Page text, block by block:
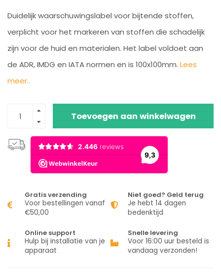
Duidelijk waarschuwingslabel voor bijtende stoffen,
verplicht voor het markeren van stoffen die schadelijk
zijn voor de huid en materialen. Het label voldoet aan
de ADR, IMDG en IATA normen en is 100x100mm. Lees
meer..
Toevoegen aan winkelwagen
Gratis verzending
Voor bestellingen vanaf
€50,00
Niet goed? Geld terug
Je hebt 14 dagen
bedenktijd
Online support
Hulp bij installatie van je
apparaat
Snelle levering
Voor 16:00 uur besteld is
vandaag verzonden!